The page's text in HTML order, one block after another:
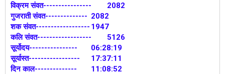
विक्रम संवत----------------
2082
गुजराती संवत-------------- 2082
शक संवत------------------ 1947
कलि संवत------------------
5126
सूर्योदय----------------
06:28:19
सूर्यास्त-----------------
17:37:11
दिन काल--------------
11:08:52